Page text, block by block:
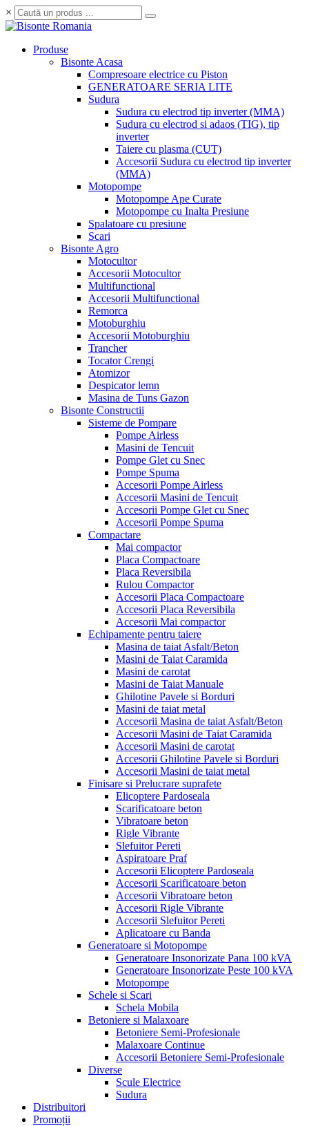
×
Produse
Bisonte Acasa
Compresoare electrice cu Piston
GENERATOARE SERIA LITE
Sudura
Sudura cu electrod tip inverter (MMA)
Sudura cu electrod si adaos (TIG), tip
inverter
Taiere cu plasma (CUT)
Accesorii Sudura cu electrod tip inverter
(MMA)
Motopompe
Motopompe Ape Curate
Motopompe cu Inalta Presiune
Spalatoare cu presiune
Scari
Bisonte Agro
Motocultor
Accesorii Motocultor
Multifunctional
Accesorii Multifunctional
Remorca
Motoburghiu
Accesorii Motoburghiu
Trancher
Tocator Crengi
Atomizor
Despicator lemn
Masina de Tuns Gazon
Bisonte Constructii
Sisteme de Pompare
Pompe Airless
Masini de Tencuit
Pompe Glet cu Snec
Pompe Spuma
Accesorii Pompe Airless
Accesorii Masini de Tencuit
Accesorii Pompe Glet cu Snec
Accesorii Pompe Spuma
Compactare
Mai compactor
Placa Compactoare
Placa Reversibila
Rulou Compactor
Accesorii Placa Compactoare
Accesorii Placa Reversibila
Accesorii Mai compactor
Echipamente pentru taiere
Masina de taiat Asfalt/Beton
Masini de Taiat Caramida
Masini de carotat
Masini de Taiat Manuale
Ghilotine Pavele si Borduri
Masini de taiat metal
Accesorii Masina de taiat Asfalt/Beton
Accesorii Masini de Taiat Caramida
Accesorii Masini de carotat
Accesorii Ghilotine Pavele si Borduri
Accesorii Masini de taiat metal
Finisare si Prelucrare suprafete
Elicoptere Pardoseala
Scarificatoare beton
Vibratoare beton
Rigle Vibrante
Slefuitor Pereti
Aspiratoare Praf
Accesorii Elicoptere Pardoseala
Accesorii Scarificatoare beton
Accesorii Vibratoare beton
Accesorii Rigle Vibrante
Accesorii Slefuitor Pereti
Aplicatoare cu Banda
Generatoare si Motopompe
Generatoare Insonorizate Pana 100 kVA
Generatoare Insonorizate Peste 100 kVA
Motopompe
Schele si Scari
Schela Mobila
Betoniere si Malaxoare
Betoniere Semi-Profesionale
Malaxoare Continue
Accesorii Betoniere Semi-Profesionale
Diverse
Scule Electrice
Sudura
Distribuitori
Promoții